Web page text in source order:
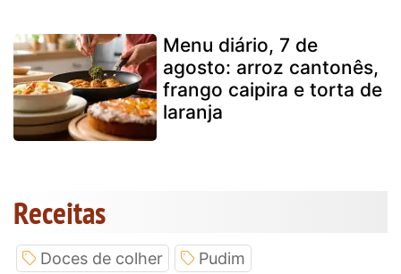
Menu diário, 7 de
agosto: arroz cantonês,
frango caipira e torta de
laranja
Receitas
Doces de colher
Pudim